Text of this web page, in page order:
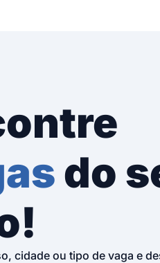
do
cidade ou tipo de vaga e